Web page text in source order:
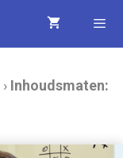
› Inhoudsmaten: